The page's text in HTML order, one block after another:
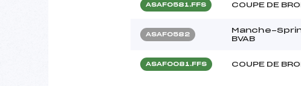
ASAF0581.FFS COUPE DE
ASAF0582
Manche-Sprint
BVAB
ASAF0081.FFS COUPE DE